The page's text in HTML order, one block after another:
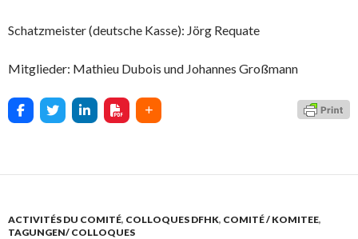
Schatzmeister (deutsche Kasse): Jörg Requate
Mitglieder: Mathieu Dubois und Johannes Großmann
ACTIVITÉS DU COMITÉ, COLLOQUES DFHK, COMITÉ / KOMITEE,
TAGUNGEN/ COLLOQUES